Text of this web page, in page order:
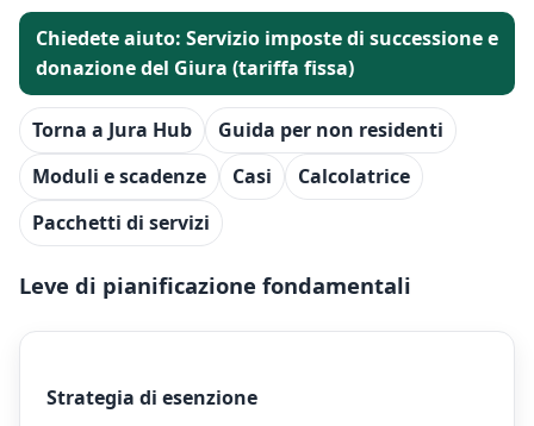
Chiedete aiuto: Servizio imposte di successione e
donazione del Giura (tariffa fissa)
Torna a Jura Hub
Guida per non residenti
Moduli e scadenze
Casi
Calcolatrice
Pacchetti di servizi
Leve di pianificazione fondamentali
Strategia di esenzione